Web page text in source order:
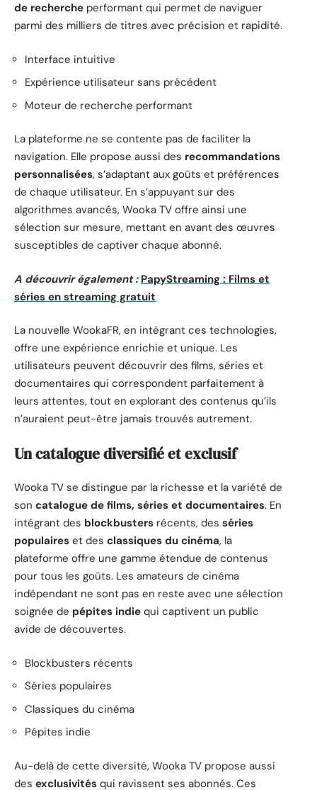
de recherche performant qui permet de naviguer
parmi des milliers de titres avec précision et rapidité.
Interface intuitive
Expérience utilisateur sans précédent
Moteur de recherche performant
La plateforme ne se contente pas de faciliter la
navigation. Elle propose aussi des recommandations
personnalisées, s’adaptant aux goûts et préférences
de chaque utilisateur. En s’appuyant sur des
algorithmes avancés, Wooka TV offre ainsi une
sélection sur mesure, mettant en avant des œuvres
susceptibles de captiver chaque abonné.
A découvrir également : PapyStreaming : Films et
séries en streaming gratuit
La nouvelle WookaFR, en intégrant ces technologies,
offre une expérience enrichie et unique. Les
utilisateurs peuvent découvrir des films, séries et
documentaires qui correspondent parfaitement à
leurs attentes, tout en explorant des contenus qu’ils
n’auraient peut-être jamais trouvés autrement.
Un catalogue diversifié et exclusif
Wooka TV se distingue par la richesse et la variété de
son catalogue de films, séries et documentaires. En
intégrant des blockbusters récents, des séries
populaires et des classiques du cinéma, la
plateforme offre une gamme étendue de contenus
pour tous les goûts. Les amateurs de cinéma
indépendant ne sont pas en reste avec une sélection
soignée de pépites indie qui captivent un public
avide de découvertes.
Blockbusters récents
Séries populaires
Classiques du cinéma
Pépites indie
Au-delà de cette diversité, Wooka TV propose aussi
des exclusivités qui ravissent ses abonnés. Ces